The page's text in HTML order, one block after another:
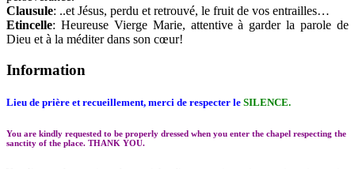
Clausule: ..et Jésus, perdu et retrouvé, le fruit de vos entrailles…
Etincelle: Heureuse Vierge Marie, attentive à garder la parole de
Dieu et à la méditer dans son cœur!
Information
Lieu de prière et recueillement, merci de respecter le SILENCE.
You are kindly requested to be properly dressed when you enter the chapel respecting the
sanctity of the place. THANK YOU.